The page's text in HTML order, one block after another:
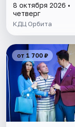
8 октября 2026 •
четверг
КДЦ Орбита
от 1 700 ₽